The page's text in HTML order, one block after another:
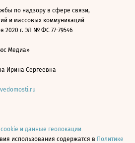
по надзору в сфере связи,
и массовых коммуникаций
2020 г. ЭЛ № ФС 77-79546
Медиа»
Ирина Сергеевна
cookie и данные геолокации
использования содержатся в Политике